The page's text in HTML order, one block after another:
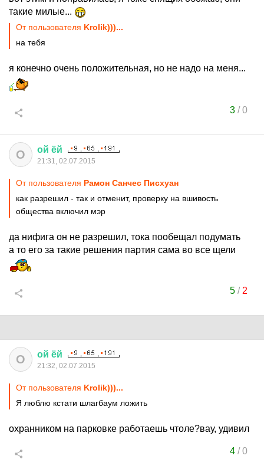
такие милые...
От пользователя Krolik)))...
на тебя
я конечно очень положительная, но не надо на меня...
3/0
О ой ёй
21:31, 02.07.2015
От пользователя Рамон Санчес Писхуан
как разрешил - так и отменит, проверку на вшивость
общества включил мэр
да нифига он не разрешил, тока пообещал подумать
а то его за такие решения партия сама во все щели
5/ 2
О ой ёй
21:32, 02.07.2015
От пользователя Krolik)))...
Я люблю кстати шлагбаум ложить
охранником на парковке работаешь чтоле?вау, удивил
4/0